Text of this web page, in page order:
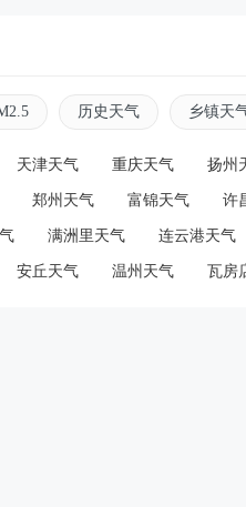
历史天气 乡镇天
天津天气 重庆天气 扬州
郑州天气 富锦天气 许
满洲里天气 连云港天气
安丘天气 温州天气 瓦房